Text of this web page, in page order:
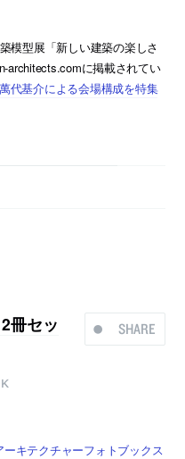
模型展「新しい建築の楽しさ
architects.comに掲載されてい
萬代基介による会場構成を特集
SHARE
冊セッ
キテクチャーフォトブックス